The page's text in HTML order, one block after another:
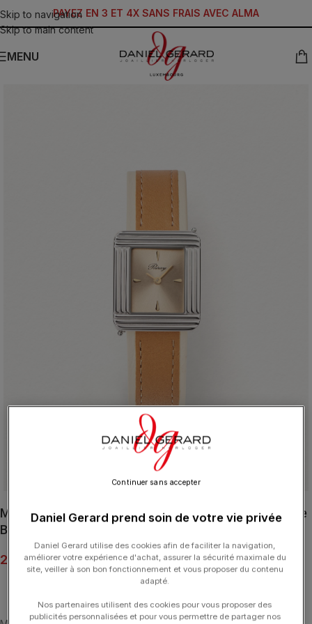
Skip to navigation
Skip to main content
PAYEZ EN 3 ET 4X SANS FRAIS AVEC ALMA
MENU
Montre Poiray Ma Première Acier Cadran Pastel Sable
Bracelet Cuir
2 350.00€
Daniel Gerard prend soin de votre vie privée
Daniel Gerard utilise des cookies afin de faciliter la navigation,
améliorer votre expérience d'achat, assurer la sécurité maximale du
site, veiller à son bon fonctionnement et vous proposer du contenu
adapté.
Nos partenaires utilisent des cookies pour vous proposer des
publicités personnalisées et pour vous permettre de partager nos
Continuer sans accepter